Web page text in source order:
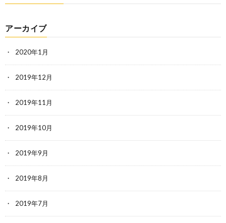
アーカイブ
2020年1月
2019年12月
2019年11月
2019年10月
2019年9月
2019年8月
2019年7月